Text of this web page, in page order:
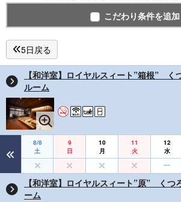
こだわり条件を追加
5日戻る
【和洋室】ロイヤルスィート”箱根” く
ルーム
8/8
土
9
日
10
月
11
火
12
水
【和洋室】ロイヤルスィート”原” くつ
ーム